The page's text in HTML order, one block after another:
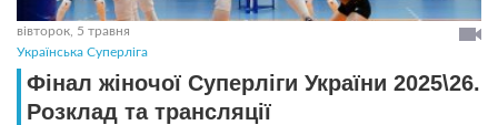
вівторок, 5 травня
Українська Суперліга
Фінал жіночої Суперліги України 2025\26.
Розклад та трансляції